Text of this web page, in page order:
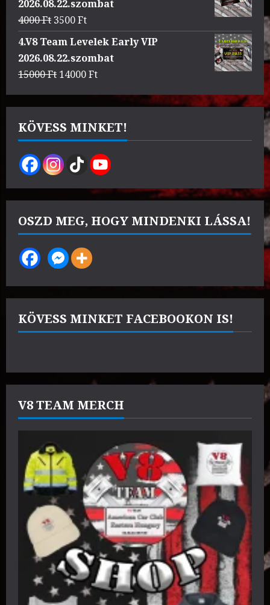
3000 Ft.
2026.08.22.szombat
4000Ft Original
price
was:
4000 Ft.
3500FtCurrent
price
3500 Ft.
4.V8 Team Levelek Early VIP
2026.08.22.szombat
15000Ft Original
was:
15000 Ft.
14000FtCurrent
is:
14000 Ft.
KÖVESS MINKET!
OSZD MEG, HOGY MINDENKI LÁSSA!
KÖVESS MINKET FACEBOOKON IS!
V8 TEAM MERCH